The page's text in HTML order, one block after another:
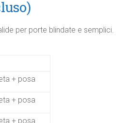
per porte blindate e semplici.
+ posa
+ posa
+ posa